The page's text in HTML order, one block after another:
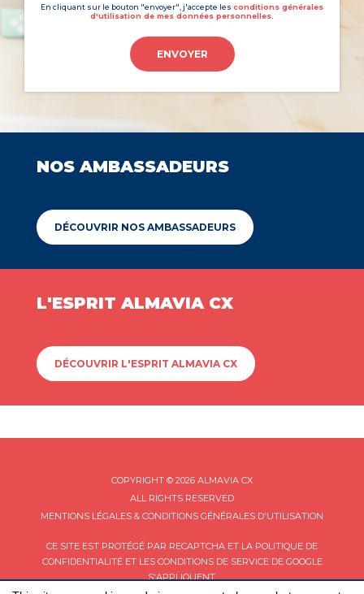
En cliquant sur le bouton "envoyer", j'accepte les conditions générales
d'utilisation de mes données personnelles.
ENVOYER
NOS AMBASSADEURS
DÉCOUVRIR NOS AMBASSADEURS
L'ESPRIT ALMAVIA CX
DÉCOUVRIR L'ESPRIT ALMAVIA CX
COPYRIGHT © 2026 ALMAVIA CX
ALL RIGHTS RESERVED
MENTIONS LÉGALES & CONDITIONS GÉNÉRALES D'UTILISATION
CE SITE EST PROTÉGÉ PAR RECAPTCHA ET LA POLITIQUE DE
CONFIDENTIALITÉET LES CONDITIONS DE SERVICEDE GOOGLE
S'APPLIQUENT.